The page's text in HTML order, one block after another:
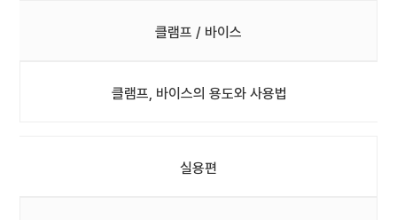
클램프 / 바이스
클램프, 바이스의 용도와 사용법
실용편